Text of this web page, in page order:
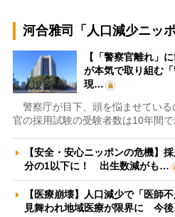
河合雅司「人口減少ニッ
【「警察官離れ」
が本気で取り組む
現…
警察庁が目下、頭を悩ませている
官の採用試験の受験者数は10年間
【安全・安心ニッポンの危機】
分の1以下に！ 出生数減がも…
【医療崩壊】人口減少で「医師
見舞われ地域医療が限界に 今